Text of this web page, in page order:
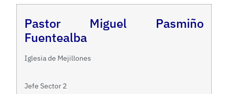
Pastor Miguel Pasmiño
Fuentealba
Iglesia de Mejillones
Jefe Sector 2